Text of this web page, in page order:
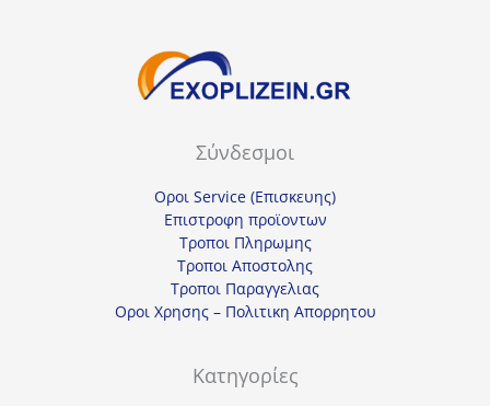
Σύνδεσμοι
Οροι Service (Επισκευης)
Επιστροφη προϊοντων
Τροποι Πληρωμης
Τροποι Αποστολης
Τροποι Παραγγελιας
Οροι Χρησης – Πολιτικη Απορρητου
Κατηγορίες